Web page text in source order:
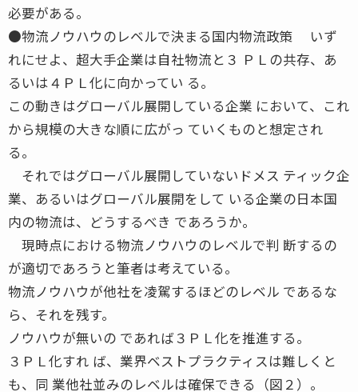
必要がある。
●物流ノウハウのレベルで決まる国内物流政策 いず
れにせよ、超大手企業は自社物流と３ ＰＬの共存、あ
るいは４ＰＬ化に向かってい る。
この動きはグローバル展開している企業 において、これ
から規模の大きな順に広がっ ていくものと想定され
る。
それではグローバル展開していないドメス ティック企
業、あるいはグローバル展開をして いる企業の日本国
内の物流は、どうするべき であろうか。
現時点における物流ノウハウのレベルで判 断するの
が適切であろうと筆者は考えている。
物流ノウハウが他社を凌駕するほどのレベル であるな
ら、それを残す。
ノウハウが無いの であれば３ＰＬ化を推進する。
３ＰＬ化すれ ば、業界ベストプラクティスは難しくと
も、同 業他社並みのレベルは確保できる（図２）。